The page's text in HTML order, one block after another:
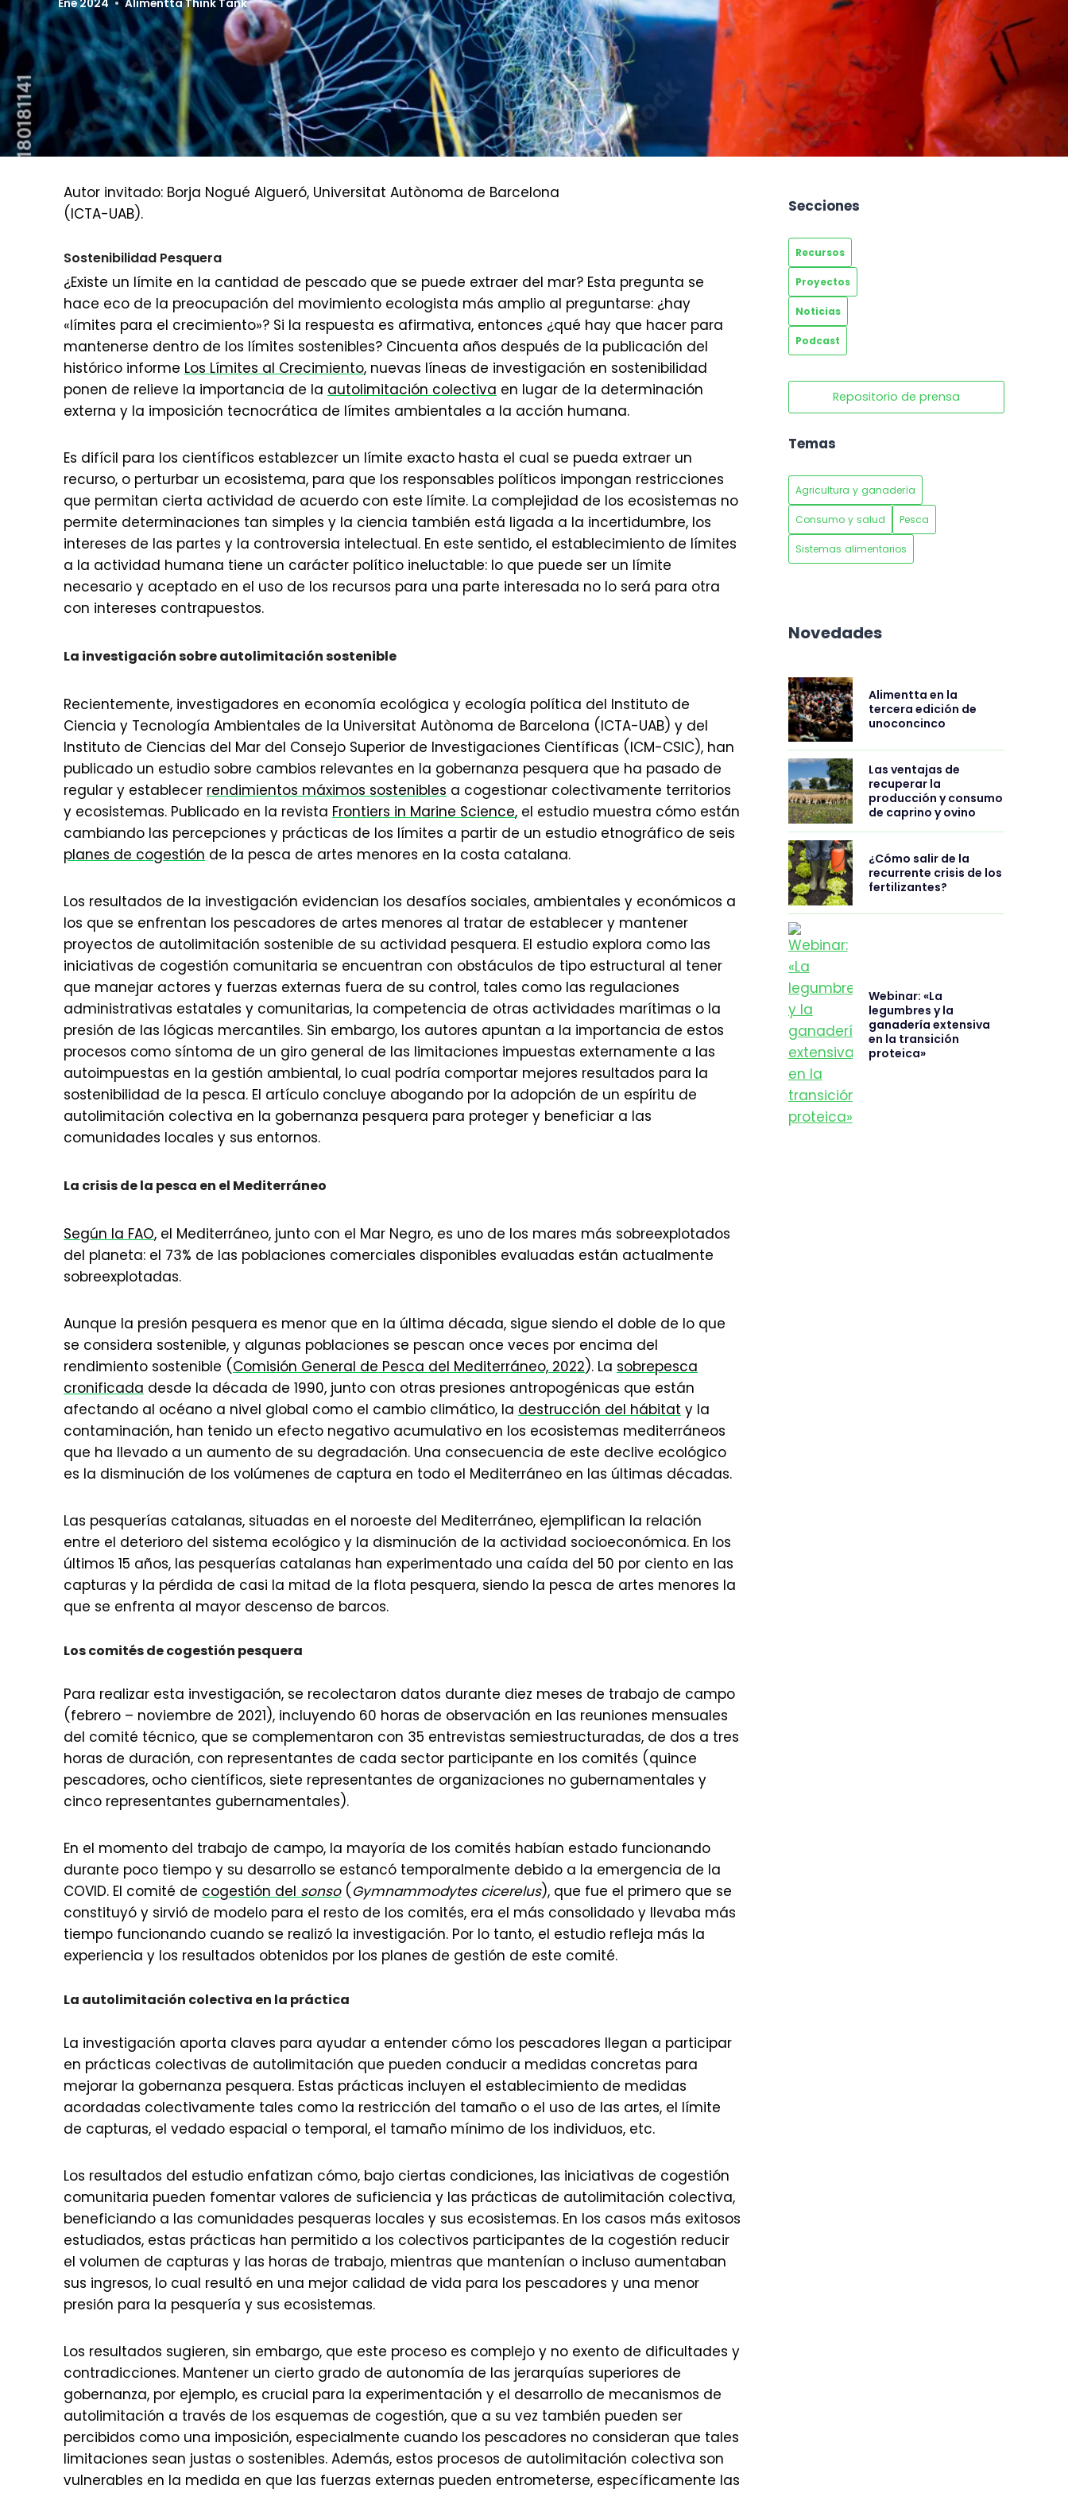
Ene 2024 Alimentta Think Tank
Autor invitado: Borja Nogué Algueró, Universitat Autònoma de Barcelona
(ICTA-UAB).
Sostenibilidad Pesquera
¿Existe un límite en la cantidad de pescado que se puede extraer del mar? Esta pregunta se
hace eco de la preocupación del movimiento ecologista más amplio al preguntarse: ¿hay
«límites para el crecimiento»? Si la respuesta es afirmativa, entonces ¿qué hay que hacer para
mantenerse dentro de los límites sostenibles? Cincuenta años después de la publicación del
histórico informe Los Límites al Crecimiento, nuevas líneas de investigación en sostenibilidad
ponen de relieve la importancia de la autolimitación colectiva en lugar de la determinación
externa y la imposición tecnocrática de límites ambientales a la acción humana.
Es difícil para los científicos establezcer un límite exacto hasta el cual se pueda extraer un
recurso, o perturbar un ecosistema, para que los responsables políticos impongan restricciones
que permitan cierta actividad de acuerdo con este límite. La complejidad de los ecosistemas no
permite determinaciones tan simples y la ciencia también está ligada a la incertidumbre, los
intereses de las partes y la controversia intelectual. En este sentido, el establecimiento de límites
a la actividad humana tiene un carácter político ineluctable: lo que puede ser un límite
necesario y aceptado en el uso de los recursos para una parte interesada no lo será para otra
con intereses contrapuestos.
La investigación sobre autolimitación sostenible
Recientemente, investigadores en economía ecológica y ecología política del Instituto de
Ciencia y Tecnología Ambientales de la Universitat Autònoma de Barcelona (ICTA-UAB) y del
Instituto de Ciencias del Mar del Consejo Superior de Investigaciones Científicas (ICM-CSIC), han
publicado un estudio sobre cambios relevantes en la gobernanza pesquera que ha pasado de
regular y establecer rendimientos máximos sostenibles a cogestionar colectivamente territorios
y ecosistemas. Publicado en la revista Frontiers in Marine Science, el estudio muestra cómo están
cambiando las percepciones y prácticas de los límites a partir de un estudio etnográfico de seis
planes de cogestión de la pesca de artes menores en la costa catalana.
Los resultados de la investigación evidencian los desafíos sociales, ambientales y económicos a
los que se enfrentan los pescadores de artes menores al tratar de establecer y mantener
proyectos de autolimitación sostenible de su actividad pesquera. El estudio explora como las
iniciativas de cogestión comunitaria se encuentran con obstáculos de tipo estructural al tener
que manejar actores y fuerzas externas fuera de su control, tales como las regulaciones
administrativas estatales y comunitarias, la competencia de otras actividades marítimas o la
presión de las lógicas mercantiles. Sin embargo, los autores apuntan a la importancia de estos
procesos como síntoma de un giro general de las limitaciones impuestas externamente a las
autoimpuestas en la gestión ambiental, lo cual podría comportar mejores resultados para la
sostenibilidad de la pesca. El artículo concluye abogando por la adopción de un espíritu de
autolimitación colectiva en la gobernanza pesquera para proteger y beneficiar a las
comunidades locales y sus entornos.
La crisis de la pesca en el Mediterráneo
Según la FAO, el Mediterráneo, junto con el Mar Negro, es uno de los mares más sobreexplotados
del planeta: el 73% de las poblaciones comerciales disponibles evaluadas están actualmente
sobreexplotadas.
Aunque la presión pesquera es menor que en la última década, sigue siendo el doble de lo que
se considera sostenible, y algunas poblaciones se pescan once veces por encima del
rendimiento sostenible (Comisión General de Pesca del Mediterráneo, 2022). La sobrepesca
cronificada desde la década de 1990, junto con otras presiones antropogénicas que están
afectando al océano a nivel global como el cambio climático, la destrucción del hábitat y la
contaminación, han tenido un efecto negativo acumulativo en los ecosistemas mediterráneos
que ha llevado a un aumento de su degradación. Una consecuencia de este declive ecológico
es la disminución de los volúmenes de captura en todo el Mediterráneo en las últimas décadas.
Las pesquerías catalanas, situadas en el noroeste del Mediterráneo, ejemplifican la relación
entre el deterioro del sistema ecológico y la disminución de la actividad socioeconómica. En los
últimos 15 años, las pesquerías catalanas han experimentado una caída del 50 por ciento en las
capturas y la pérdida de casi la mitad de la flota pesquera, siendo la pesca de artes menores la
que se enfrenta al mayor descenso de barcos.
Los comités de cogestión pesquera
Para realizar esta investigación, se recolectaron datos durante diez meses de trabajo de campo
(febrero – noviembre de 2021), incluyendo 60 horas de observación en las reuniones mensuales
del comité técnico, que se complementaron con 35 entrevistas semiestructuradas, de dos a tres
horas de duración, con representantes de cada sector participante en los comités (quince
pescadores, ocho científicos, siete representantes de organizaciones no gubernamentales y
cinco representantes gubernamentales).
En el momento del trabajo de campo, la mayoría de los comités habían estado funcionando
durante poco tiempo y su desarrollo se estancó temporalmente debido a la emergencia de la
COVID. El comité de cogestión del sonso( Gymnammodytes cicerelus), que fue el primero que se
constituyó y sirvió de modelo para el resto de los comités, era el más consolidado y llevaba más
tiempo funcionando cuando se realizó la investigación. Por lo tanto, el estudio refleja más la
experiencia y los resultados obtenidos por los planes de gestión de este comité.
La autolimitación colectiva en la práctica
La investigación aporta claves para ayudar a entender cómo los pescadores llegan a participar
en prácticas colectivas de autolimitación que pueden conducir a medidas concretas para
mejorar la gobernanza pesquera. Estas prácticas incluyen el establecimiento de medidas
acordadas colectivamente tales como la restricción del tamaño o el uso de las artes, el límite
de capturas, el vedado espacial o temporal, el tamaño mínimo de los individuos, etc.
Los resultados del estudio enfatizan cómo, bajo ciertas condiciones, las iniciativas de cogestión
comunitaria pueden fomentar valores de suficiencia y las prácticas de autolimitación colectiva,
beneficiando a las comunidades pesqueras locales y sus ecosistemas. En los casos más exitosos
estudiados, estas prácticas han permitido a los colectivos participantes de la cogestión reducir
el volumen de capturas y las horas de trabajo, mientras que mantenían o incluso aumentaban
sus ingresos, lo cual resultó en una mejor calidad de vida para los pescadores y una menor
presión para la pesquería y sus ecosistemas.
Los resultados sugieren, sin embargo, que este proceso es complejo y no exento de dificultades y
contradicciones. Mantener un cierto grado de autonomía de las jerarquías superiores de
gobernanza, por ejemplo, es crucial para la experimentación y el desarrollo de mecanismos de
autolimitación a través de los esquemas de cogestión, que a su vez también pueden ser
percibidos como una imposición, especialmente cuando los pescadores no consideran que tales
limitaciones sean justas o sostenibles. Además, estos procesos de autolimitación colectiva son
vulnerables en la medida en que las fuerzas externas pueden entrometerse, específicamente las
Secciones
Recursos
Proyectos
Noticias
Podcast
Repositorio de prensa
Temas
Agricultura y ganadería
Consumo y salud Pesca
Sistemas alimentarios
Novedades
Alimentta en la
tercera edición de
unoconcinco
Las ventajas de
recuperar la
producción y consumo
de caprino y ovino
¿Cómo salir de la
recurrente crisis de los
fertilizantes?
Webinar: «La
legumbres y la
ganadería extensiva
en la transición
proteica»